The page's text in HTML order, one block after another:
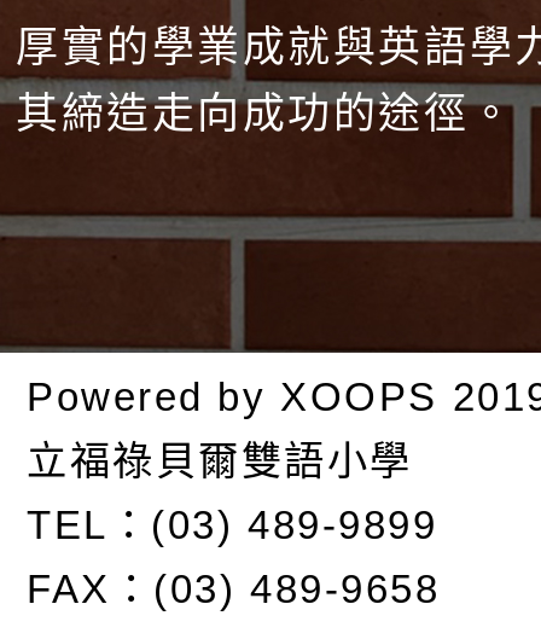
厚實的學業成就與英語學
其締造走向成功的途徑。
Powered by XOOPS
立福祿貝爾雙語小學
TEL：(03) 489-9899
FAX：(03) 489-9658